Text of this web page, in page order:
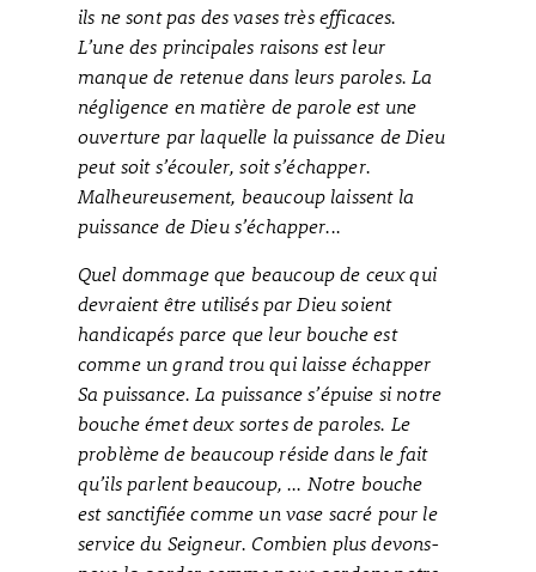
ils ne sont pas des vases très efficaces.
L’une des principales raisons est leur
manque de retenue dans leurs paroles. La
négligence en matière de parole est une
ouverture par laquelle la puissance de Dieu
peut soit s’écouler, soit s’échapper.
Malheureusement, beaucoup laissent la
puissance de Dieu s’échapper...
Quel dommage que beaucoup de ceux qui
devraient être utilisés par Dieu soient
handicapés parce que leur bouche est
comme un grand trou qui laisse échapper
Sa puissance. La puissance s’épuise si notre
bouche émet deux sortes de paroles. Le
problème de beaucoup réside dans le fait
qu’ils parlent beaucoup, ... Notre bouche
est sanctifiée comme un vase sacré pour le
service du Seigneur. Combien plus devons-